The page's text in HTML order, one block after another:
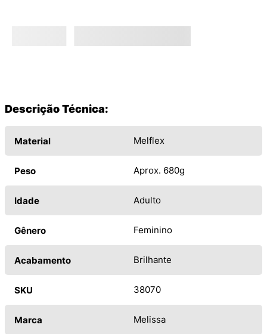
Descrição Técnica:
Material Melflex
Peso Aprox. 680g
Idade Adulto
Gênero Feminino
Acabamento Brilhante
SKU 38070
Marca Melissa